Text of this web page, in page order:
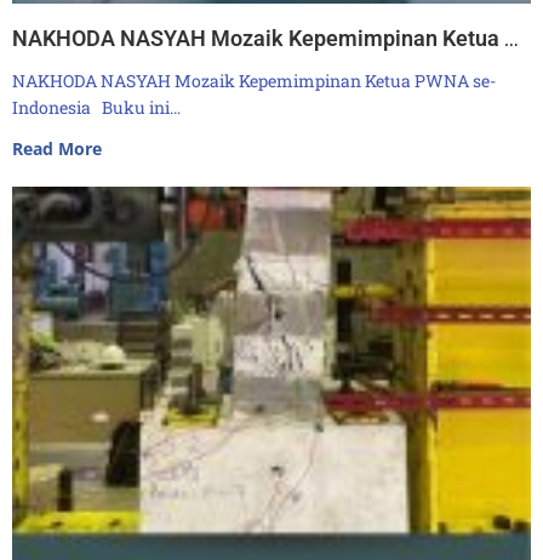
NAKHODA NASYAH Mozaik Kepemimpinan Ketua PWNA se-Indonesia
NAKHODA NASYAH Mozaik Kepemimpinan Ketua PWNA se-
Indonesia Buku ini…
Read More